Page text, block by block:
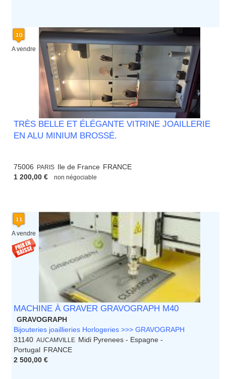
A vendre
TRÈS BELLE ET ÉLÉGANTE VITRINE JOAILLERIE
EN ALU MINIUM BROSSÉ.
75006 PARIS Ile de France FRANCE
1 200,00 €
non négociable
A vendre
MACHINE À GRAVER GRAVOGRAPH M40
GRAVOGRAPH
Bijouteries joaillieries Horlogeries >>> GRAVOGRAPH
31140 AUCAMVILLE Midi Pyrenees - Espagne -
Portugal FRANCE
2 500,00 €